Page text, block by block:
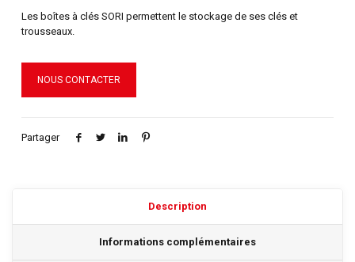
Les boîtes à clés SORI permettent le stockage de ses clés et
trousseaux.
NOUS CONTACTER
Partager
Description
Informations complémentaires